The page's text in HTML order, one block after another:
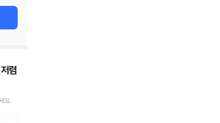
저렴
요.